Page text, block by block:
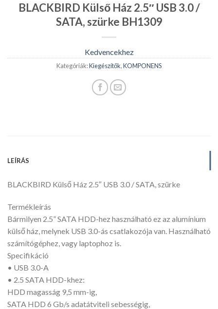
BLACKBIRD Külső Ház 2.5″ USB 3.0 /
SATA, szürke BH1309
Kedvencekhez
Kategóriák:Kiegészítők,KOMPONENS
LEÍRÁS
BLACKBIRD Külső Ház 2.5″ USB 3.0 / SATA, szürke
Termékleírás
Bármilyen 2.5” SATA HDD-hez használható ez az alumínium
külső ház, melynek USB 3.0-ás csatlakozója van. Használható
számítógéphez, vagy laptophoz is.
Specifikáció
• USB 3.0-A
• 2.5 SATA HDD-khez:
HDD magasság 9,5 mm-ig,
SATA HDD 6 Gb/s adatátviteli sebességig,